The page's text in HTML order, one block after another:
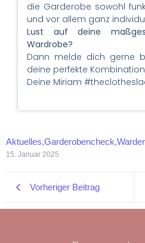
die Garderobe sowohl
und vor allem ganz
Lust auf deine
Wardrobe?
Dann melde dich gerne
deine perfekte
Deine Miriam
Aktuelles,Garderobencheck,
15. Januar 2025
Vorheriger Beitrag